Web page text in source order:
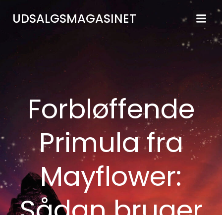
til
indhold
UDSALGSMAGASINET
Forbløffende
Primula fra
Mayflower: